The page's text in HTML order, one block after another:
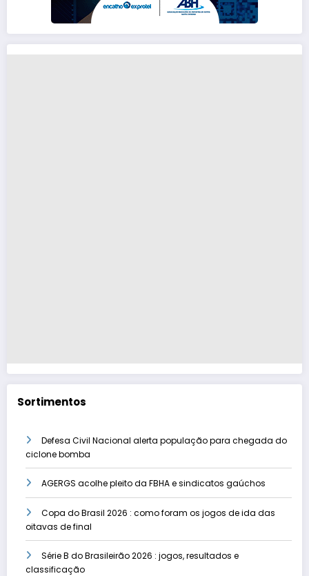
Sortimentos
Defesa Civil Nacional alerta população para chegada do
ciclone bomba
AGERGS acolhe pleito da FBHA e sindicatos gaúchos
Copa do Brasil 2026 : como foram os jogos de ida das
oitavas de final
Série B do Brasileirão 2026 : jogos, resultados e
classificação